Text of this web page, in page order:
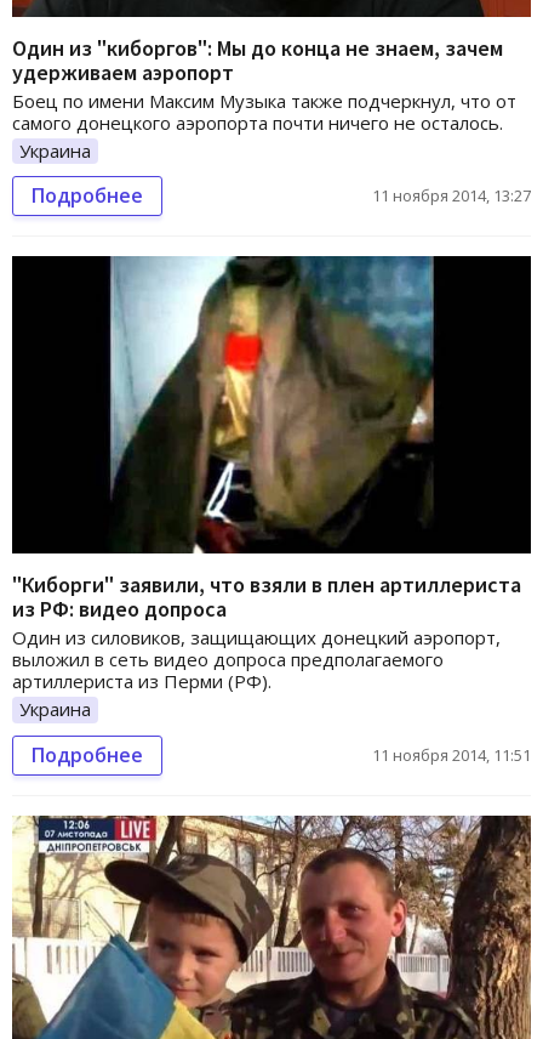
Один из "киборгов": Мы до конца не знаем, зачем
удерживаем аэропорт
Боец по имени Максим Музыка также подчеркнул, что от
самого донецкого аэропорта почти ничего не осталось.
Украина
Подробнее 11 ноября 2014, 13:27
"Киборги" заявили, что взяли в плен артиллериста
из РФ: видео допроса
Один из силовиков, защищающих донецкий аэропорт,
выложил в сеть видео допроса предполагаемого
артиллериста из Перми (РФ).
Украина
Подробнее 11 ноября 2014, 11:51